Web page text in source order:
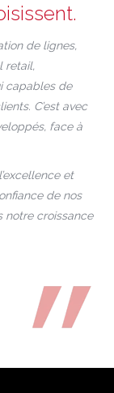
de lignes,
retail,
capables de
C’est avec
face à
et
de nos
notre croissance